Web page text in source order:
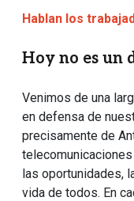
Hablan los
Hoy no es un
Venimos de una
en defensa de
precisamente de
las oportunidades,
vida de todos. En